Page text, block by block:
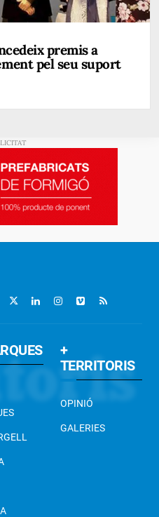
premis a
pel seu suport
+
TERRITORIS
OPINIÓ
GALERIES